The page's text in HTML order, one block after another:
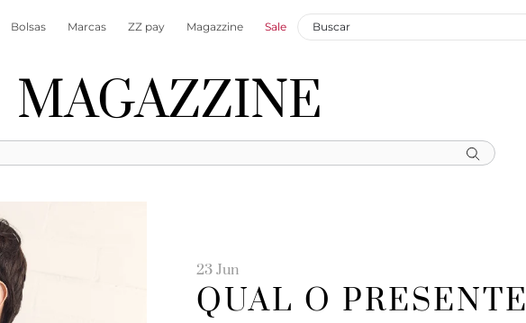
Bolsas Marcas ZZ pay Magazzine Sale
MAGAZZINE
QUAL O PRESENTE
23 Jun